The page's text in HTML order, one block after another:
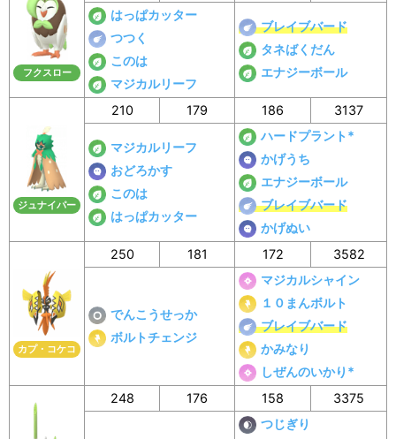
フクスロー
はっぱカッター
つつく
このは
マジカルリーフ
ブレイブバード
タネばくだん
エナジーボール
ジュナイパー
210 179 186 3137
マジカルリーフ
おどろかす
このは
はっぱカッター
ハードプラント*
かげうち
エナジーボール
ブレイブバード
かげぬい
カプ・コケコ
250 181 172 3582
でんこうせっか
ボルトチェンジ
マジカルシャイン
１０まんボルト
ブレイブバード
かみなり
しぜんのいかり*
248 176 158 3375
つじぎり